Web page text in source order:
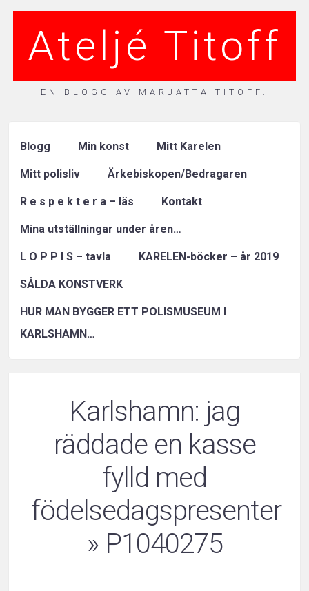
Ateljé Titoff
EN BLOGG AV MARJATTA TITOFF.
Blogg Min konst Mitt Karelen
Mitt polisliv Ärkebiskopen/Bedragaren
R e s p e k t e r a – läs Kontakt
Mina utställningar under åren…
L O P P I S – tavla KARELEN-böcker – år 2019
SÅLDA KONSTVERK
HUR MAN BYGGER ETT POLISMUSEUM I
KARLSHAMN…
Karlshamn: jag
räddade en kasse
fylld med
födelsedagspresenter
» P1040275